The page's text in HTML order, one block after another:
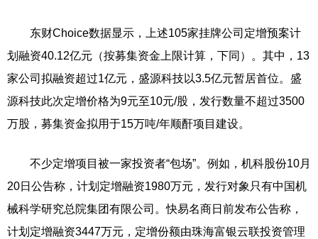
东财Choice数据显示，上述105家挂牌公司定增预案计
划融资40.12亿元（按募集资金上限计算，下同）。其中，13
家公司拟融资超过1亿元，盛源科技以3.5亿元暂居首位。盛
源科技此次定增价格为9元至10元/股，发行数量不超过3500
万股，募集资金拟用于15万吨/年顺酐项目建设。
不少定增项目被一家投资者“包场”。例如，机科股份10月
20日公告称，计划定增融资1980万元，发行对象只有中国机
械科学研究总院集团有限公司。快易名商日前发布公告称，
计划定增融资3447万元，定增份额由珠海富银云联投资管理